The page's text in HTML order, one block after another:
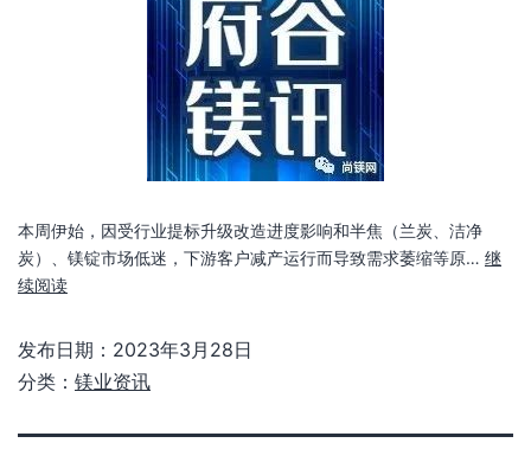
本周伊始，因受行业提标升级改造进度影响和半焦（兰炭、洁净
炭）、镁锭市场低迷，下游客户减产运行而导致需求萎缩等原… 继
续阅读
发布日期： 2023年3月28日
分类： 镁业资讯